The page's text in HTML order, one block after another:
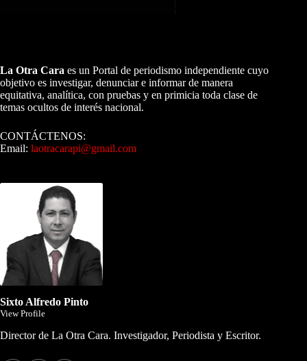
La Otra Cara es un Portal de periodismo independiente cuyo
objetivo es investigar, denunciar e informar de manera
equitativa, analítica, con pruebas y en primicia toda clase de
temas ocultos de interés nacional.
CONTÁCTENOS:
Email: laotracarapi@gmail.com
Sixto Alfredo Pinto
View Profile
Director de La Otra Cara. Investigador, Periodista y Escritor.